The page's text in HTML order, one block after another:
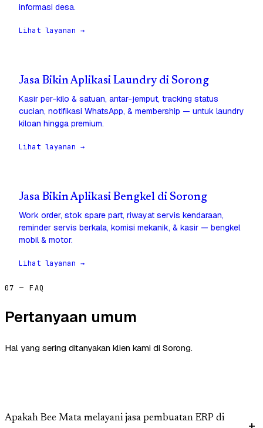
informasi desa.
Lihat layanan →
Jasa Bikin Aplikasi Laundry di Sorong
Kasir per-kilo & satuan, antar-jemput, tracking status
cucian, notifikasi WhatsApp, & membership — untuk laundry
kiloan hingga premium.
Lihat layanan →
Jasa Bikin Aplikasi Bengkel di Sorong
Work order, stok spare part, riwayat servis kendaraan,
reminder servis berkala, komisi mekanik, & kasir — bengkel
mobil & motor.
Lihat layanan →
07 — FAQ
Pertanyaan umum
Hal yang sering ditanyakan klien kami di Sorong.
Apakah Bee Mata melayani jasa pembuatan ERP di